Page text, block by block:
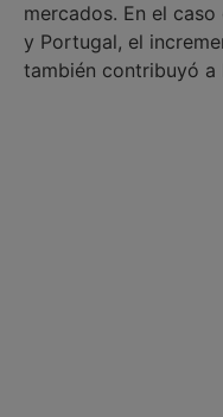
mercados. En el caso
y Portugal, el
también contribuyó a